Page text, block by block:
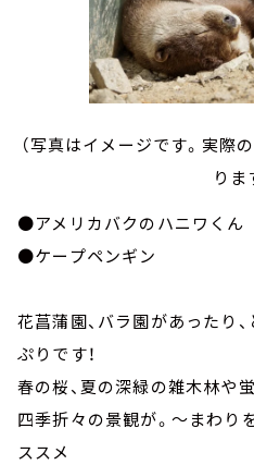
（写真はイメージです。実際
りま
●アメリカバクのハニワくん
●ケープペンギン
花菖蒲園、バラ園があったり
ぷりです！
春の桜、夏の深緑の雑木林や蛍
四季折々の景観が。～まわり
ススメ